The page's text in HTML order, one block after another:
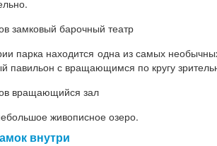
парка находится одна из самых
павильон с вращающимся по кругу
живописное озеро.
внутри